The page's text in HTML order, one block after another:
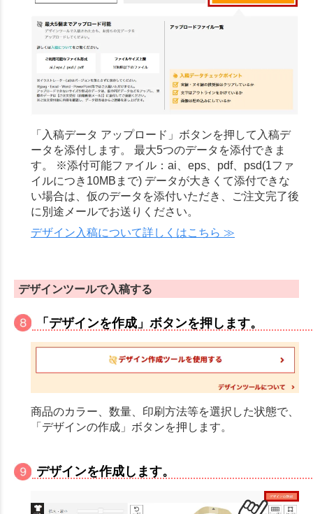
「入稿データ アップロード」ボタンを押して入稿デ
ータを添付します。 最大5つのデータを添付できま
す。 ※添付可能ファイル：ai、eps、pdf、psd(1ファ
イルにつき10MBまで) データが大きくて添付できな
い場合は、仮のデータを添付いただき、ご注文完了後
に別途メールでお送りください。
デザイン入稿について詳しくはこちら ≫
デザインツールで入稿する
「デザインを作成」ボタンを押します。
商品のカラー、数量、印刷方法等を選択した状態で、
「デザインの作成」ボタンを押します。
デザインを作成します。